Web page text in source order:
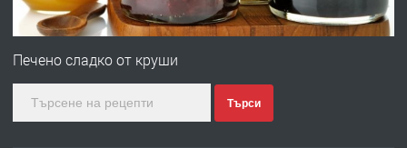
ПРЕДЛАГА Иглолистни Пелети клас А1
Печено сладко от круши
Търси